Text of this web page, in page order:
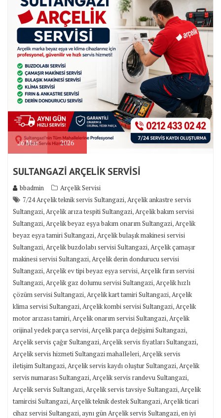
26Mar 2026
SULTANGAZİ ARÇELİK SERVİSİ
bbadmin
Arçelik Servisi
7/24 Arçelik teknik servis Sultangazi, Arçelik ankastre servis
Sultangazi, Arçelik arıza tespiti Sultangazi, Arçelik bakım servisi
Sultangazi, Arçelik beyaz eşya bakım onarım Sultangazi, Arçelik
beyaz eşya tamiri Sultangazi, Arçelik bulaşık makinesi servisi
Sultangazi, Arçelik buzdolabı servisi Sultangazi, Arçelik çamaşır
makinesi servisi Sultangazi, Arçelik derin dondurucu servisi
Sultangazi, Arçelik ev tipi beyaz eşya servisi, Arçelik fırın servisi
Sultangazi, Arçelik gaz dolumu servisi Sultangazi, Arçelik hızlı
çözüm servisi Sultangazi, Arçelik kart tamiri Sultangazi, Arçelik
klima servisi Sultangazi, Arçelik kombi servisi Sultangazi, Arçelik
motor arızası tamiri, Arçelik onarım servisi Sultangazi, Arçelik
orijinal yedek parça servisi, Arçelik parça değişimi Sultangazi,
Arçelik servis çağır Sultangazi, Arçelik servis fiyatları Sultangazi,
Arçelik servis hizmeti Sultangazi mahalleleri, Arçelik servis
iletişim Sultangazi, Arçelik servis kaydı oluştur Sultangazi, Arçelik
servis numarası Sultangazi, Arçelik servis randevu Sultangazi,
Arçelik servis Sultangazi, Arçelik servis tavsiye Sultangazi, Arçelik
tamircisi Sultangazi, Arçelik teknik destek Sultangazi, Arçelik ticari
cihaz servisi Sultangazi,aynı gün Arçelik servis Sultangazi,en iyi